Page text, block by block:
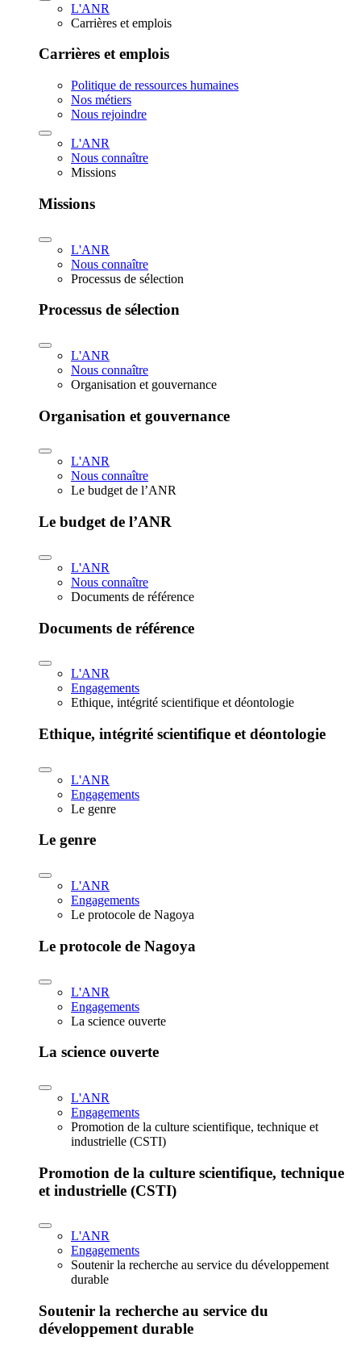
L'ANR
Carrières et emplois
Carrières et emplois
Politique de ressources humaines
Nos métiers
Nous rejoindre
L'ANR
Nous connaître
Missions
Missions
L'ANR
Nous connaître
Processus de sélection
Processus de sélection
L'ANR
Nous connaître
Organisation et gouvernance
Organisation et gouvernance
L'ANR
Nous connaître
Le budget de l’ANR
Le budget de l’ANR
L'ANR
Nous connaître
Documents de référence
Documents de référence
L'ANR
Engagements
Ethique, intégrité scientifique et déontologie
Ethique, intégrité scientifique et déontologie
L'ANR
Engagements
Le genre
Le genre
L'ANR
Engagements
Le protocole de Nagoya
Le protocole de Nagoya
L'ANR
Engagements
La science ouverte
La science ouverte
L'ANR
Engagements
Promotion de la culture scientifique, technique et
industrielle (CSTI)
Promotion de la culture scientifique, technique
et industrielle (CSTI)
L'ANR
Engagements
Soutenir la recherche au service du développement
durable
Soutenir la recherche au service du
développement durable